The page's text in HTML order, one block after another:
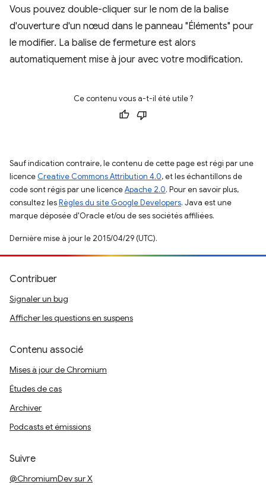
Vous pouvez double-cliquer sur le nom de la balise
d'ouverture d'un nœud dans le panneau "Éléments" pour
le modifier. La balise de fermeture est alors
automatiquement mise à jour avec votre modification.
Ce contenu vous a-t-il été utile ?
Sauf indication contraire, le contenu de cette page est régi par une
licence Creative Commons Attribution 4.0, et les échantillons de
code sont régis par une licenceApache 2.0. Pour en savoir plus,
consultez lesRègles du site Google Developers. Java est une
marque déposée d'Oracle et/ou de ses sociétés affiliées.
Dernière mise à jour le 2015/04/29 (UTC).
Contribuer
Signaler un bug
Afficher les questions en suspens
Contenu associé
Mises à jour de Chromium
Études de cas
Archiver
Podcasts et émissions
Suivre
@ChromiumDev sur X